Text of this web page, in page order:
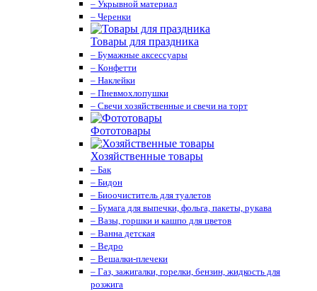
– Укрывной материал
– Черенки
Товары для праздника
– Бумажные аксессуары
– Конфетти
– Наклейки
– Пневмохлопушки
– Свечи хозяйственные и свечи на торт
Фототовары
Хозяйственные товары
– Бак
– Бидон
– Биоочиститель для туалетов
– Бумага для выпечки, фольга, пакеты, рукава
– Вазы, горшки и кашпо для цветов
– Ванна детская
– Ведро
– Вешалки-плечеки
– Газ, зажигалки, горелки, бензин, жидкость для
розжига